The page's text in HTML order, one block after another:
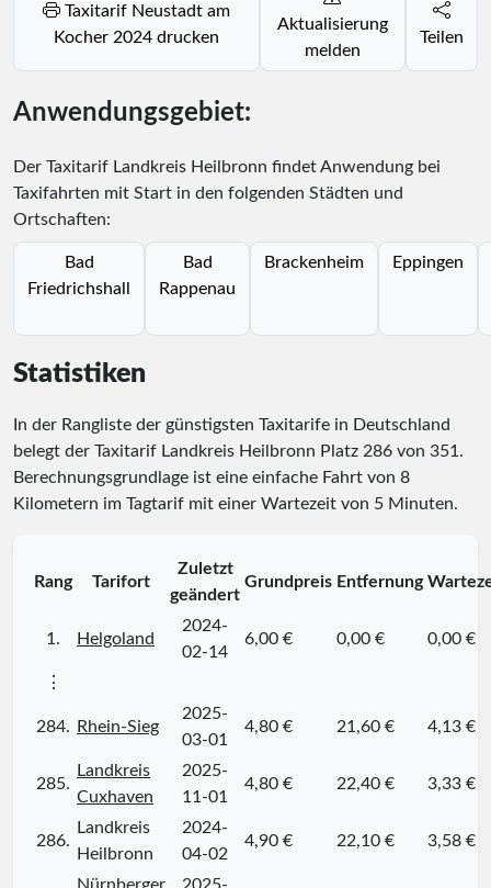
Taxitarif Neustadt am
Kocher 2024 drucken
Aktualisierung
melden
Teilen
Anwendungsgebiet:
Der Taxitarif Landkreis Heilbronn findet Anwendung bei
Taxifahrten mit Start in den folgenden Städten und
Ortschaften:
Bad
Friedrichshall
Bad
Rappenau
Brackenheim Eppingen
Statistiken
In der Rangliste der günstigsten Taxitarife in Deutschland
belegt der Taxitarif Landkreis Heilbronn Platz 286 von 351.
Berechnungsgrundlage ist eine einfache Fahrt von 8
Kilometern im Tagtarif mit einer Wartezeit von 5 Minuten.
Rang Tarifort
Zuletzt
geändert
Grundpreis Entfernung
1. Helgoland
2024-
02-14
6,00 € 0,00 € 0,00 €
⋮
284. Rhein-Sieg
2025-
03-01
4,80 € 21,60 € 4,13 €
285.
Landkreis
Cuxhaven
2025-
11-01
4,80 € 22,40 € 3,33 €
286.
Landkreis
Heilbronn
2024-
04-02
4,90 € 22,10 € 3,58 €